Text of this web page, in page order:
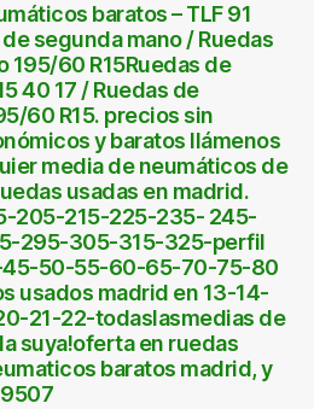
baratos – TLF 91
segunda mano / Ruedas
195/60 R15Ruedas de
40 17 / Ruedas de
60 R15. precios sin
y baratos llámenos
media de neumáticos de
usadas en madrid.
205-215-225-235- 245-
295-305-315-325-perfil
50-55-60-65-70-75-80
usados madrid en 13-14-
21-22-todaslasmedias de
suya!oferta en ruedas
baratos madrid, y